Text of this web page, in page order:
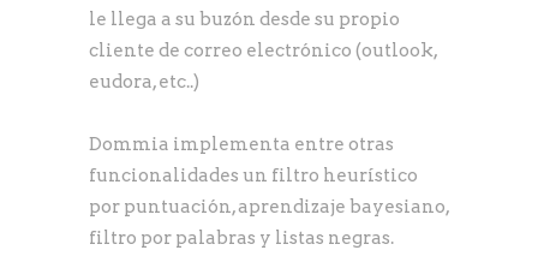
le llega a su buzón desde su propio
cliente de correo electrónico (outlook,
eudora, etc..)
Dommia implementa entre otras
funcionalidades un filtro heurístico
por puntuación, aprendizaje bayesiano,
filtro por palabras y listas negras.